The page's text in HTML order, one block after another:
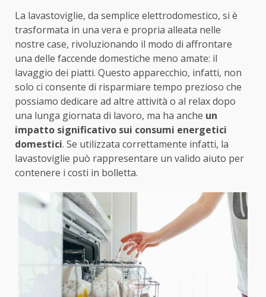
La lavastoviglie, da semplice elettrodomestico, si è
trasformata in una vera e propria alleata nelle
nostre case, rivoluzionando il modo di affrontare
una delle faccende domestiche meno amate: il
lavaggio dei piatti. Questo apparecchio, infatti, non
solo ci consente di risparmiare tempo prezioso che
possiamo dedicare ad altre attività o al relax dopo
una lunga giornata di lavoro, ma ha anche un
impatto significativo sui consumi energetici
domestici. Se utilizzata correttamente infatti, la
lavastoviglie può rappresentare un valido aiuto per
contenere i costi in bolletta.